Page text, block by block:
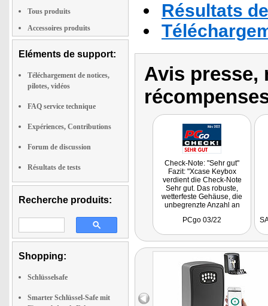
Tous produits
Accessoires produits
Eléments de support:
Téléchargement de notices,
pilotes, vidéos
FAQ service technique
Expériences, Contributions
Forum de discussion
Résultats de tests
Recherche produits:
Shopping:
Schlüsselsafe
Smarter Schlüssel-Safe mit
Résultats
Avis presse,
Check-Note: "Sehr gut"
Fazit: "Xcase Keybox
verdient die Check-Note
Sehr gut. Das robuste,
wetterfeste Gehäuse, die
unbegrenzte Anzahl an
zu mechanischen
überzeugen."
PCgo 03/22